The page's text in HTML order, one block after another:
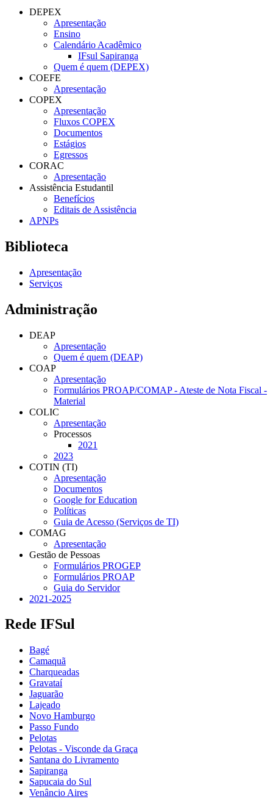
DEPEX
Apresentação
Ensino
Calendário Acadêmico
IFsul Sapiranga
Quem é quem (DEPEX)
COEFE
Apresentação
COPEX
Apresentação
Fluxos COPEX
Documentos
Estágios
Egressos
CORAC
Apresentação
Assistência Estudantil
Benefícios
Editais de Assistência
APNPs
Biblioteca
Apresentação
Serviços
Administração
DEAP
Apresentação
Quem é quem (DEAP)
COAP
Apresentação
Formulários PROAP/COMAP - Ateste de Nota Fiscal -
Material
COLIC
Apresentação
Processos
2021
2023
COTIN (TI)
Apresentação
Documentos
Google for Education
Políticas
Guia de Acesso (Serviços de TI)
COMAG
Apresentação
Gestão de Pessoas
Formulários PROGEP
Formulários PROAP
Guia do Servidor
2021-2025
Rede IFSul
Bagé
Camaquã
Charqueadas
Gravataí
Jaguarão
Lajeado
Novo Hamburgo
Passo Fundo
Pelotas
Pelotas - Visconde da Graça
Santana do Livramento
Sapiranga
Sapucaia do Sul
Venâncio Aires